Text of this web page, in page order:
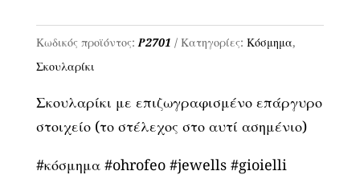
-
Κωδ.
P2701
ποσότητα
Κωδικός προϊόντος: Ρ2701 Κατηγορίες: Κόσμημα,
Σκουλαρίκι
Σκουλαρίκι με επιζωγραφισμένο επάργυρο
στοιχείο (το στέλεχος στο αυτί ασημένιο)
#κόσμημα #ohrofeo #jewells #gioielli